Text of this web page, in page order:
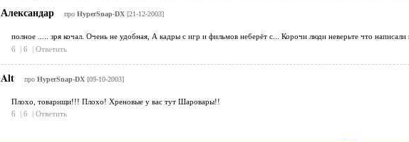
Александар про HyperSnap-DX [21-12-2003]
полное ..... зря кочал. Очень не удобная, А кадры с игр и фильмов неберёт с... Корочи люди неверьте что написали
6
| 6 | Ответить
Alt про HyperSnap-DX [09-10-2003]
Плохо, товарищи!!! Плохо! Хреновые у вас тут Шаровары!!
6
| 6 | Ответить